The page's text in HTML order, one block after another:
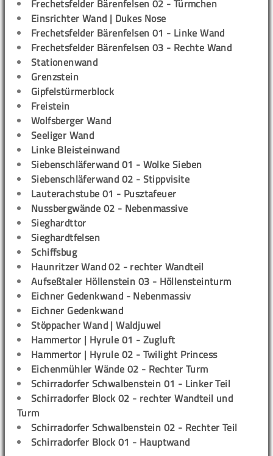
Frechetsfelder Bärenfelsen 02 - Türmchen
Einsrichter Wand | Dukes Nose
Frechetsfelder Bärenfelsen 01 - Linke Wand
Frechetsfelder Bärenfelsen 03 - Rechte Wand
Stationenwand
Grenzstein
Gipfelstürmerblock
Freistein
Wolfsberger Wand
Seeliger Wand
Linke Bleisteinwand
Siebenschläferwand 01 - Wolke Sieben
Siebenschläferwand 02 - Stippvisite
Lauterachstube 01 - Pusztafeuer
Nussbergwände 02 - Nebenmassive
Sieghardttor
Sieghardtfelsen
Schiffsbug
Haunritzer Wand 02 - rechter Wandteil
Aufseßtaler Höllenstein 03 - Höllensteinturm
Eichner Gedenkwand - Nebenmassiv
Eichner Gedenkwand
Stöppacher Wand | Waldjuwel
Hammertor | Hyrule 01 - Zugluft
Hammertor | Hyrule 02 - Twilight Princess
Eichenmühler Wände 02 - Rechter Turm
Schirradorfer Schwalbenstein 01 - Linker Teil
Schirradorfer Block 02 - rechter Wandteil und
Turm
Schirradorfer Schwalbenstein 02 - Rechter Teil
Schirradorfer Block 01 - Hauptwand